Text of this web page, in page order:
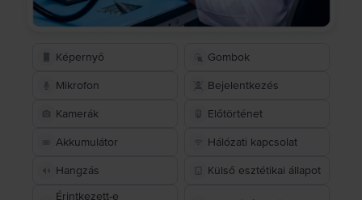
Képernyő Gombok
Mikrofon Bejelentkezés
Kamerák Előtörténet
Akkumulátor Hálózati kapcsolat
Hangzás
Külső esztétikai állapot
Érintkezett-e